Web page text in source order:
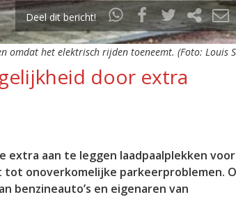
Deel dit bericht!
omdat het elektrisch rijden toeneemt. (Foto: Louis
door extra
extra aan te leggen laadpaalplekken voor
tot onoverkomelijke parkeerproblemen.
benzineauto’s en eigenaren van